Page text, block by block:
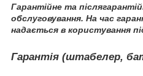
Гарантійне та
обслуговування. На час
надається в користування
Гарантія (штабелер,